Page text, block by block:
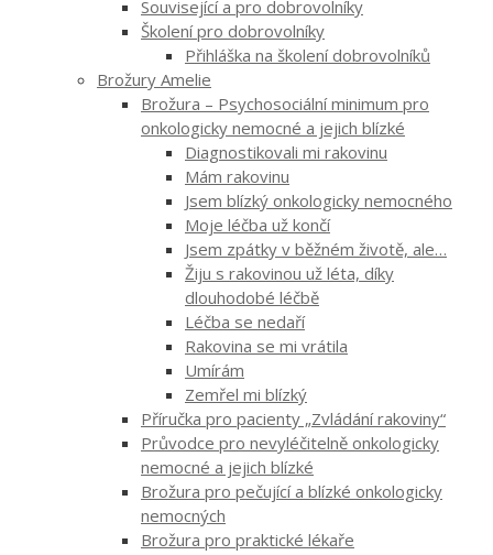
Související a pro dobrovolníky
Školení pro dobrovolníky
Přihláška na školení dobrovolníků
Brožury Amelie
Brožura – Psychosociální minimum pro
onkologicky nemocné a jejich blízké
Diagnostikovali mi rakovinu
Mám rakovinu
Jsem blízký onkologicky nemocného
Moje léčba už končí
Jsem zpátky v běžném životě, ale…
Žiju s rakovinou už léta, díky
dlouhodobé léčbě
Léčba se nedaří
Rakovina se mi vrátila
Umírám
Zemřel mi blízký
Příručka pro pacienty „Zvládání rakoviny“
Průvodce pro nevyléčitelně onkologicky
nemocné a jejich blízké
Brožura pro pečující a blízké onkologicky
nemocných
Brožura pro praktické lékaře